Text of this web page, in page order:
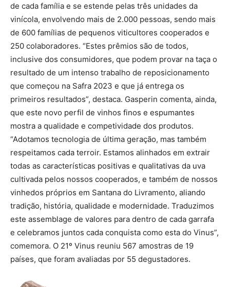
de cada família e se estende pelas três unidades da
vinícola, envolvendo mais de 2.000 pessoas, sendo mais
de 600 famílias de pequenos viticultores cooperados e
250 colaboradores. “Estes prêmios são de todos,
inclusive dos consumidores, que podem provar na taça o
resultado de um intenso trabalho de reposicionamento
que começou na Safra 2023 e que já entrega os
primeiros resultados”, destaca. Gasperin comenta, ainda,
que este novo perfil de vinhos finos e espumantes
mostra a qualidade e competividade dos produtos.
“Adotamos tecnologia de última geração, mas também
respeitamos cada terroir. Estamos alinhados em extrair
todas as características positivas e qualitativas da uva
cultivada pelos nossos cooperados, e também de nossos
vinhedos próprios em Santana do Livramento, aliando
tradição, história, qualidade e modernidade. Traduzimos
este assemblage de valores para dentro de cada garrafa
e celebramos juntos cada conquista como esta do Vinus”,
comemora. O 21º Vinus reuniu 567 amostras de 19
países, que foram avaliadas por 55 degustadores.